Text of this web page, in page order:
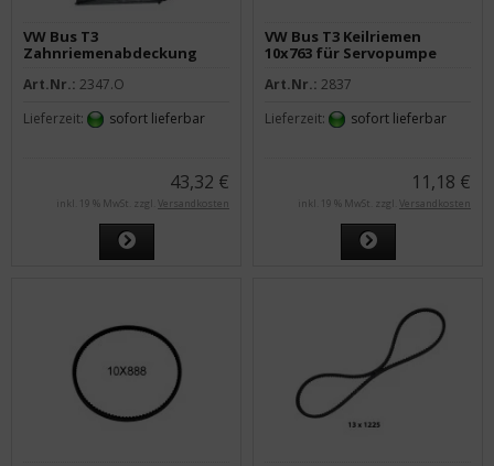
VW Bus T3
Zahnriemenabdeckung
Art.Nr.: 2347.O
Lieferzeit:
sofort lieferbar
43,32 €
inkl. 19 % MwSt. zzgl. Versandkosten
VW Bus T3 Keilriemen
10x763 für Servopumpe
Art.Nr.: 2837
Lieferzeit:
sofort lieferbar
11,18 €
inkl. 19 % MwSt. zzgl. Versandkosten